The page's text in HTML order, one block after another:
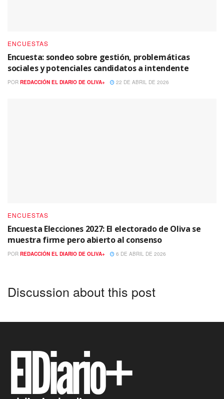
ENCUESTAS
Encuesta: sondeo sobre gestión, problemáticas
sociales y potenciales candidatos a intendente
POR REDACCIÓN EL DIARIO DE OLIVA+ 22 DE ABRIL DE 2026
ENCUESTAS
Encuesta Elecciones 2027: El electorado de Oliva se
muestra firme pero abierto al consenso
POR REDACCIÓN EL DIARIO DE OLIVA+ 6 DE ABRIL DE 2026
Discussion about this post